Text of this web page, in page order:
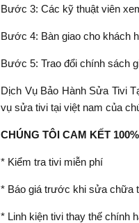
Bước 3: Các kỹ thuật viên
Bước 4: Bàn giao cho khách
Bước 5: Trao đổi chính sách
Dịch Vụ Bảo Hành Sửa Tivi
vụ sửa tivi tại việt nam của
CHÚNG TÔI CAM KẾT 100%
* Kiểm tra tivi miễn phí
* Báo giá trước khi sửa chữa
* Linh kiện tivi thay thế chính